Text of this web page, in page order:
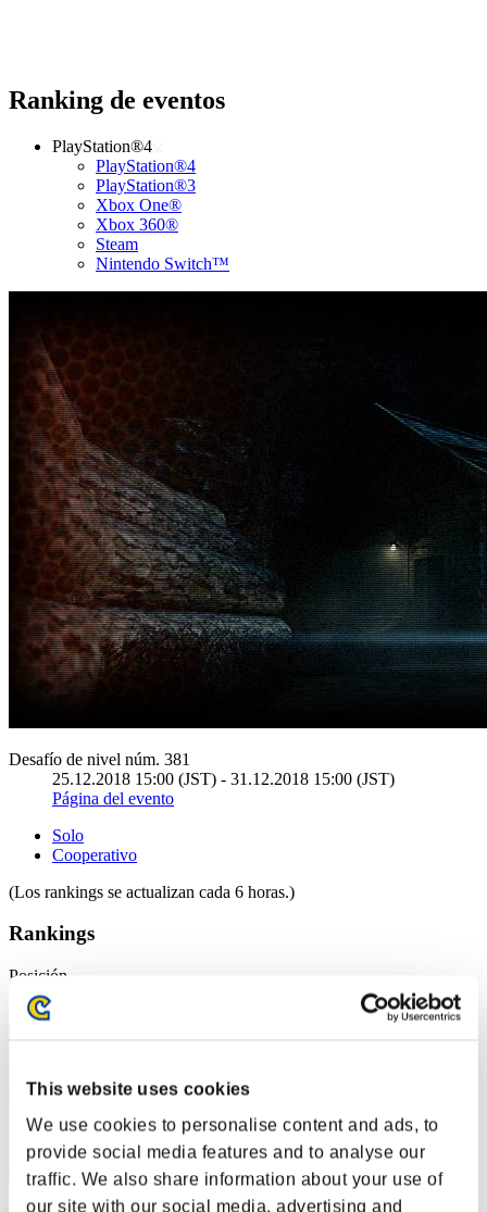
This website uses cookies
We use cookies to personalise content and ads, to
provide social media features and to analyse our
traffic. We also share information about your use of
our site with our social media, advertising and
Ranking de eventos
PlayStation®4
PlayStation®4
PlayStation®3
Xbox One®
Xbox 360®
Steam
Nintendo Switch™
Desafío de nivel núm. 381
25.12.2018 15:00 (JST) - 31.12.2018 15:00 (JST)
Página del evento
Solo
Cooperativo
(Los rankings se actualizan cada 6 horas.)
Rankings
Posición